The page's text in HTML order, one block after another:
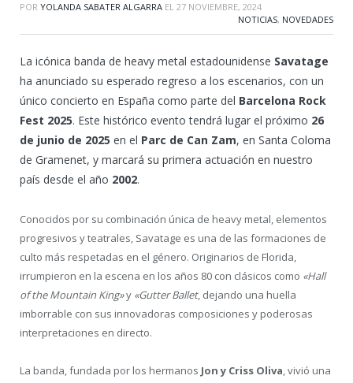
POR YOLANDA SABATER ALGARRA EL 27 NOVIEMBRE, 2024
NOTICIAS, NOVEDADES
La icónica banda de heavy metal estadounidense Savatage
ha anunciado su esperado regreso a los escenarios, con un
único concierto en España como parte del Barcelona Rock
Fest 2025. Este histórico evento tendrá lugar el próximo 26
de junio de 2025 en el Parc de Can Zam, en Santa Coloma
de Gramenet, y marcará su primera actuación en nuestro
país desde el año 2002.
Conocidos por su combinación única de heavy metal, elementos
progresivos y teatrales, Savatage es una de las formaciones de
culto más respetadas en el género. Originarios de Florida,
irrumpieron en la escena en los años 80 con clásicos como «Hall
of the Mountain King»y «Gutter Ballet, dejando una huella
imborrable con sus innovadoras composiciones y poderosas
interpretaciones en directo.
La banda, fundada por los hermanos Jon y Criss Oliva, vivió una